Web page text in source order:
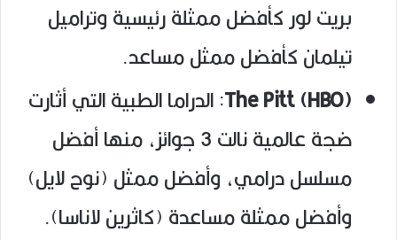
بريت لور كأفضل ممثلة رئيسية وتراميل
تيلمان كأفضل ممثل مساعد.
The Pitt (HBO): الدراما الطبية التي أثارت
ضجة عالمية نالت 3 جوائز، منها أفضل
مسلسل درامي، وأفضل ممثل (نوح لايل)
وأفضل ممثلة مساعدة (كاثرين لاناسا).